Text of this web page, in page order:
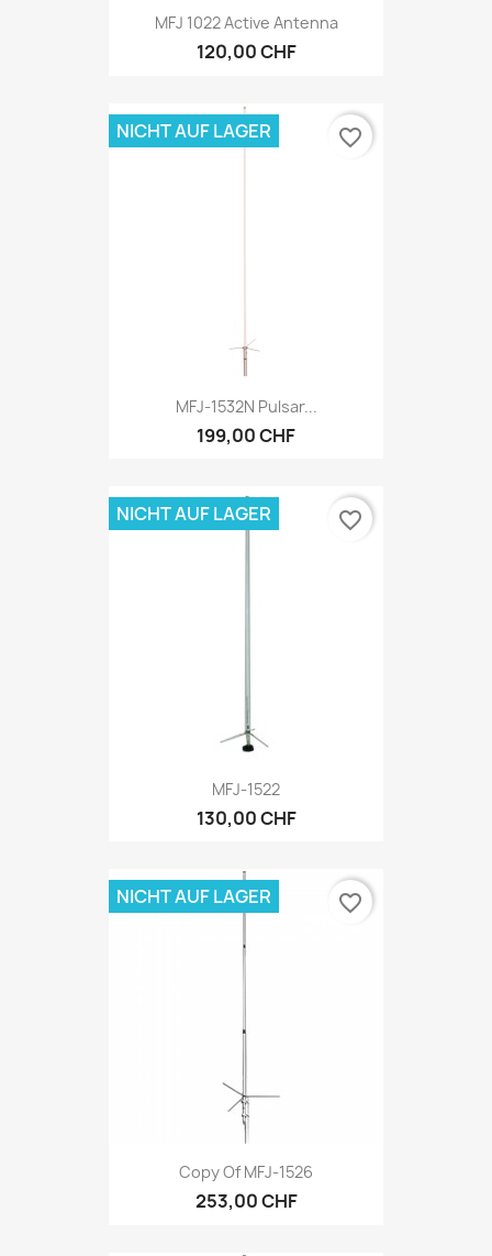
MFJ 1022 Active Antenna
120,00 CHF
MFJ-1532N Pulsar...
199,00 CHF
NICHT AUF LAGER favorite_border
MFJ-1522
130,00 CHF
NICHT AUF LAGER favorite_border
Copy Of MFJ-1526
253,00 CHF
NICHT AUF LAGER favorite_border